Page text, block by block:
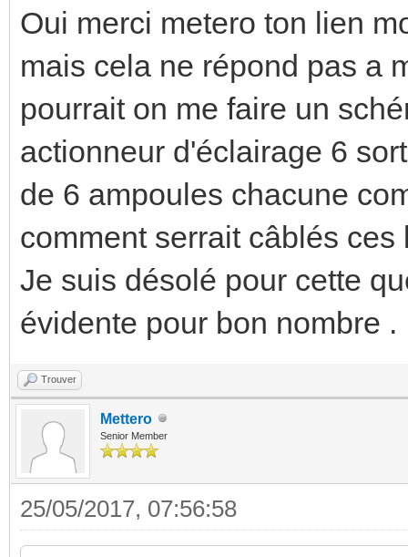
Oui merci metero ton lien
mais cela ne répond pas a
pourrait on me faire un
actionneur d'éclairage 6
de 6 ampoules chacune
comment serrait câblés
Je suis désolé pour cette
évidente pour bon nombre .
Trouver
Mettero
Senior Member
25/05/2017, 07:56:58